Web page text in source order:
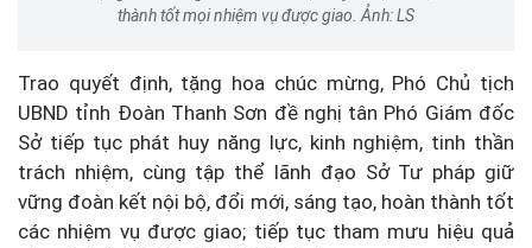
thành tốt mọi nhiệm vụ được giao. Ảnh: LS
Trao quyết định, tặng hoa chúc mừng, Phó Chủ tịch
UBND tỉnh Đoàn Thanh Sơn đề nghị tân Phó Giám đốc
Sở tiếp tục phát huy năng lực, kinh nghiệm, tinh thần
trách nhiệm, cùng tập thể lãnh đạo Sở Tư pháp giữ
vững đoàn kết nội bộ, đổi mới, sáng tạo, hoàn thành tốt
các nhiệm vụ được giao; tiếp tục tham mưu hiệu quả